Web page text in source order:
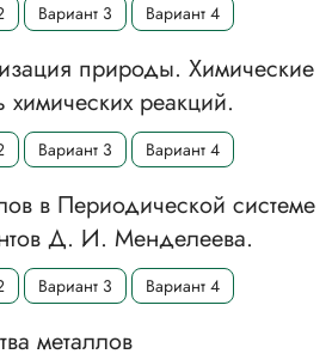
Вариант 3 Вариант 4
природы. Химические
реакций.
Вариант 3 Вариант 4
в Периодической системе
Д. И. Менделеева.
Вариант 3 Вариант 4
металлов